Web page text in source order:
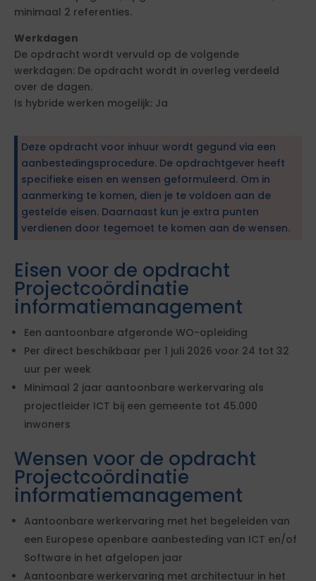
minimaal 2 referenties.
Werkdagen
De opdracht wordt vervuld op de volgende
werkdagen: De opdracht wordt in overleg verdeeld
over de dagen.
Is hybride werken mogelijk: Ja
Deze opdracht voor inhuur wordt gegund via een
aanbestedingsprocedure. De opdrachtgever heeft
specifieke eisen en wensen geformuleerd. Om in
aanmerking te komen, dien je te voldoen aan de
gestelde eisen. Daarnaast kun je extra punten
verdienen door tegemoet te komen aan de wensen.
Eisen voor de opdracht
Projectcoördinatie
informatiemanagement
Een aantoonbare afgeronde WO-opleiding
Per direct beschikbaar per 1 juli 2026 voor 24 tot 32
uur per week
Minimaal 2 jaar aantoonbare werkervaring als
projectleider ICT bij een gemeente tot 45.000
inwoners
Wensen voor de opdracht
Projectcoördinatie
informatiemanagement
Aantoonbare werkervaring met het begeleiden van
een Europese openbare aanbesteding van ICT en/of
Software in het afgelopen jaar
Aantoonbare werkervaring met architectuur in het